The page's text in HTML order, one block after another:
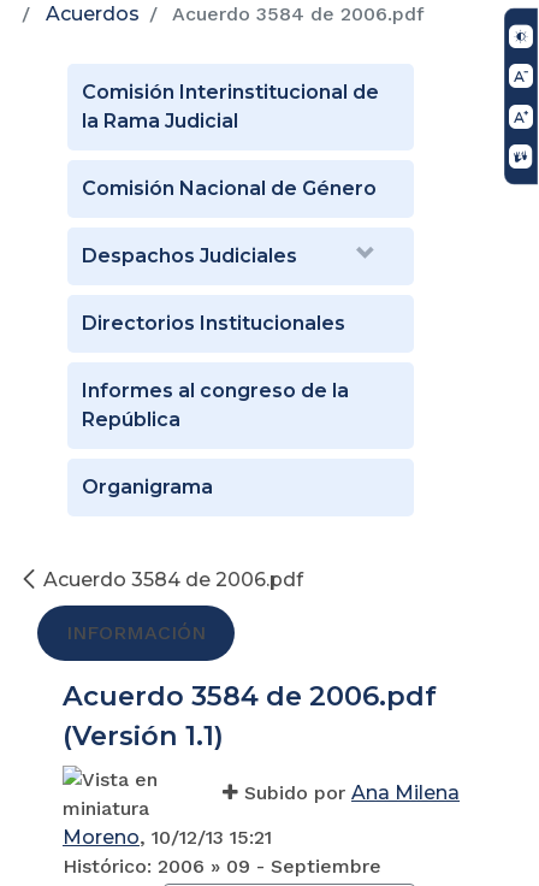
Acuerdos
Acuerdo 3584 de 2006.pdf
Comisión Interinstitucional de
la Rama Judicial
Comisión Nacional de Género
Despachos Judiciales
Directorios Institucionales
Informes al congreso de la
República
Organigrama
Acuerdo 3584 de 2006.pdf
INFORMACIÓN
Acuerdo 3584 de 2006.pdf
(Versión 1.1)
Subido por Ana Milena
Moreno, 10/12/13 15:21
Histórico: 2006 » 09 - Septiembre